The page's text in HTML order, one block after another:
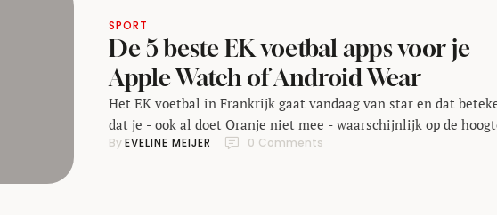
SPORT
De 5 beste EK voetbal apps voor je
Apple Watch of Android Wear
Het EK voetbal in Frankrijk gaat vandaag van star en dat
dat je - ook al doet Oranje niet mee - waarschijnlijk op de
wilt blijven van alles rondom de wedstrijden en de teams. Voor je
By EVELINE MEIJER 0 Comments